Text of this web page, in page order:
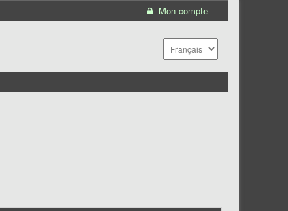
Mon compte